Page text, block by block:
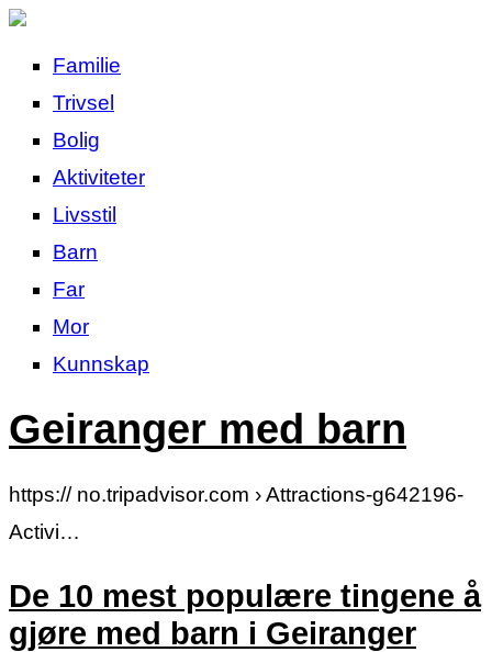
Familie
Trivsel
Bolig
Aktiviteter
Livsstil
Barn
Far
Mor
Kunnskap
Geiranger med barn
https:// no.tripadvisor.com › Attractions-g642196-
Activi…
De 10 mest populære tingene å
gjøre med barn i Geiranger